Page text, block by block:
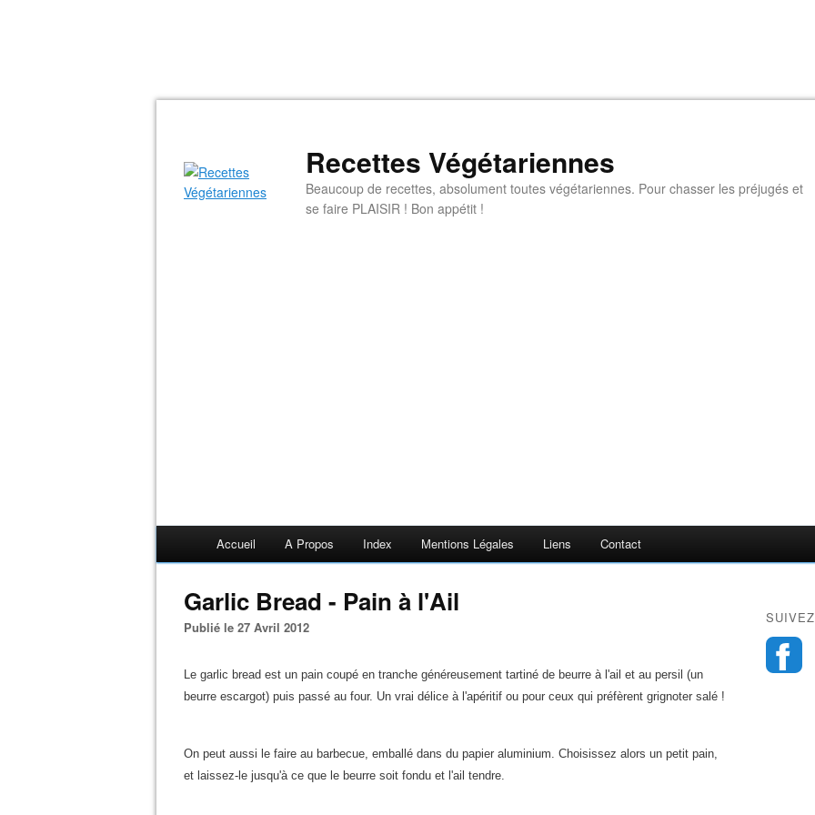
Recettes Végétariennes
Beaucoup de recettes, absolument toutes végétariennes. Pour chasser les préjugés et
se faire PLAISIR ! Bon appétit !
Accueil A Propos Index Mentions Légales Liens Contact
Garlic Bread - Pain à l'Ail
Publié le 27 Avril 2012
Le garlic bread est un pain coupé en tranche généreusement tartiné de beurre à l'ail et au persil (un
beurre escargot) puis passé au four. Un vrai délice à l'apéritif ou pour ceux qui préfèrent grignoter salé !
On peut aussi le faire au barbecue, emballé dans du papier aluminium. Choisissez alors un petit pain,
et laissez-le jusqu'à ce que le beurre soit fondu et l'ail tendre.